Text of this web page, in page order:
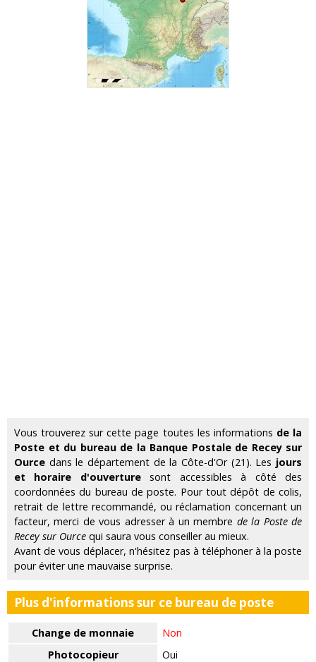
Vous trouverez sur cette page toutes les informations de la
Poste et du bureau de la Banque Postale de Recey sur
Ource dans le département de la Côte-d'Or (21). Les jours
et horaire d'ouverturesont accessibles à côté des
coordonnées du bureau de poste. Pour tout dépôt de colis,
retrait de lettre recommandé, ou réclamation concernant un
facteur, merci de vous adresser à un membre de la Poste de
Recey sur Ource qui saura vous conseiller au mieux.
Avant de vous déplacer, n'hésitez pas à téléphoner à la poste
pour éviter une mauvaise surprise.
Plus d'informations sur ce bureau de poste
Change de monnaie
Non
Photocopieur
Oui